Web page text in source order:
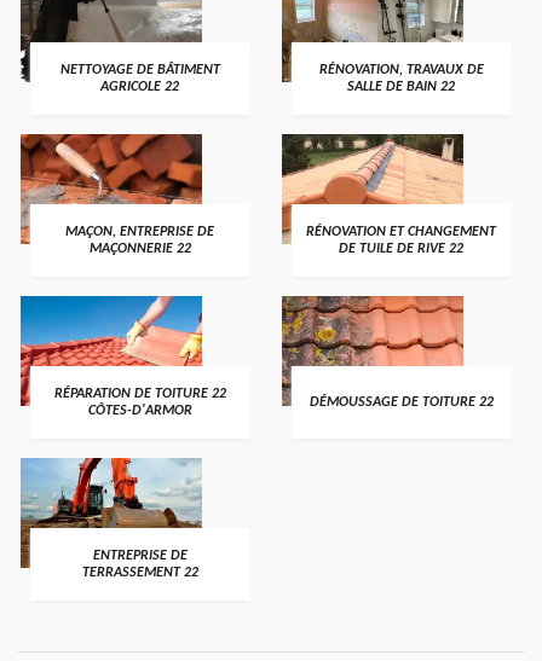
NETTOYAGE DE BÂTIMENT
AGRICOLE 22
RÉNOVATION, TRAVAUX DE
SALLE DE BAIN 22
MAÇON, ENTREPRISE DE
MAÇONNERIE 22
RÉNOVATION ET CHANGEMENT
DE TUILE DE RIVE 22
RÉPARATION DE TOITURE 22
CÔTES-D'ARMOR
DÉMOUSSAGE DE TOITURE 22
ENTREPRISE DE
TERRASSEMENT 22